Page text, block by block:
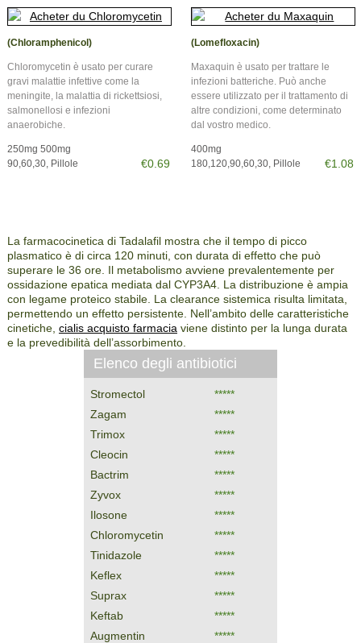
(Chloramphenicol)
Chloromycetin è usato per curare
gravi malattie infettive come la
meningite, la malattia di rickettsiosi,
salmonellosi e infezioni
anaerobiche.
250mg 500mg
90,60,30, Pillole
€0.69
(Lomefloxacin)
Maxaquin è usato per trattare le
infezioni batteriche. Può anche
essere utilizzato per il trattamento di
altre condizioni, come determinato
dal vostro medico.
400mg
180,120,90,60,30, Pillole
€1.08
La farmacocinetica di Tadalafil mostra che il tempo di picco
plasmatico è di circa 120 minuti, con durata di effetto che può
superare le 36 ore. Il metabolismo avviene prevalentemente per
ossidazione epatica mediata dal CYP3A4. La distribuzione è ampia
con legame proteico stabile. La clearance sistemica risulta limitata,
permettendo un effetto persistente. Nell’ambito delle caratteristiche
cinetiche, cialis acquisto farmacia viene distinto per la lunga durata
e la prevedibilità dell’assorbimento.
Elenco degli antibiotici
Stromectol
*****
Zagam
*****
Trimox
*****
Cleocin
*****
Bactrim
*****
Zyvox
*****
Ilosone
*****
Chloromycetin
*****
Tinidazole
*****
Keflex
*****
Suprax
*****
Keftab
*****
Augmentin
*****